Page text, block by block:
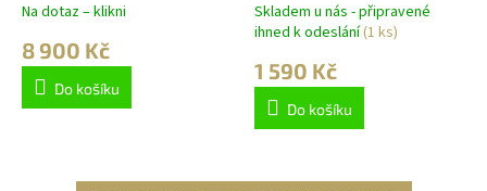
Na dotaz – klikni
8 900 Kč
Do košíku
Skladem u nás - připravené
ihned k odeslání(1 ks)
1 590 Kč
Do košíku